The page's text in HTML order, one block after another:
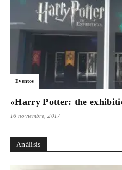
Eventos
«Harry Potter: the
16 noviembre, 2017
Análisis